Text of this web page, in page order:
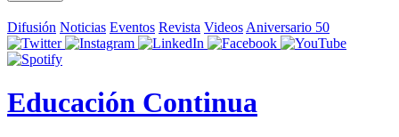
Difusión Noticias Eventos Revista Videos Aniversario 50
Educación Continua